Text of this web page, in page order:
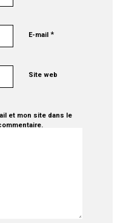
E-mail*
Site web
et mon site dans le